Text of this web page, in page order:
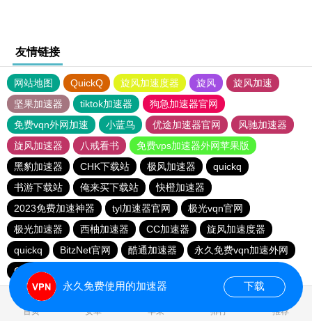
友情链接
网站地图 QuickQ 旋风加速度器 旋风
旋风加速
坚果加速器
tiktok加速器
狗急加速器官网
免费vqn外网加速
小蓝鸟 优途加速器官网
风驰加速器
旋风加速器
八戒看书
免费vps加速器外网苹果版
黑豹加速器
CHK下载站 极风加速器
quickq
书游下载站
俺来买下载站
快橙加速器
2023免费加速神器
tyl加速器官网
极光vqn官网
极光加速器
西柚加速器 CC加速器
旋风加速度器
quickq
BitzNet官网 酷通加速器
永久免费vqn加速外网
CHK下载站
首页 安卓 苹果 排行 推荐
永久免费使用的加速器 下载
0.035762s